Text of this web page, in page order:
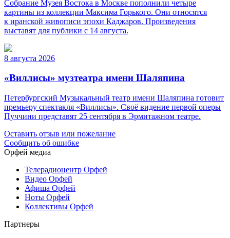
Собрание Музея Востока в Москве пополнили четыре
картины из коллекции Максима Горького. Они относятся
к иранской живописи эпохи Каджаров. Произведения
выставят для публики с 14 августа.
8 августа 2026
«Виллисы» музтеатра имени Шаляпина
Петербургский Музыкальный театр имени Шаляпина готовит
премьеру спектакля «Виллисы». Своё видение первой оперы
Пуччини представят 25 сентября в Эрмитажном театре.
Оставить отзыв или пожелание
Сообщить об ошибке
Орфей медиа
Телерадиоцентр Орфей
Видео Орфей
Афиша Орфей
Ноты Орфей
Коллективы Орфей
Партнеры